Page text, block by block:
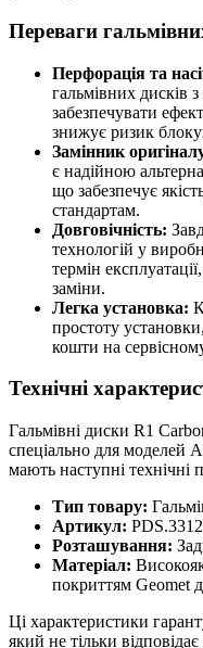
Переваги
Перфорація та
гальмівних дисків
забезпечувати
знижує ризик
Замінник
є надійною
що забезпечує
стандартам.
Довговічність:
технологій у
термін
заміни.
Легка установка:
простоту
кошти на
Технічні
Гальмівні диски R1
спеціально для моделей
мають наступні технічні
Тип товару:
Артикул:
Розташування:
Матеріал:
покриттям Geomet
Ці характеристики
який не тільки